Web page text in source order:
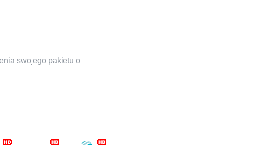
swojego pakietu o